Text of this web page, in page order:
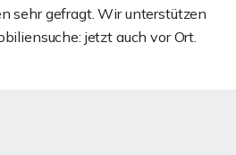
sehr gefragt. Wir unterstützen
jetzt auch vor Ort.